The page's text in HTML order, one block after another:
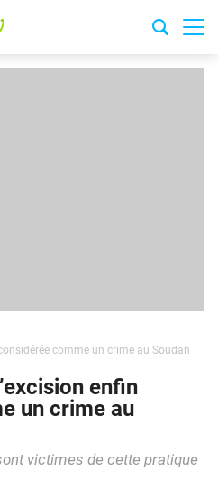
comme un crime au Soudan
enfin
un crime au
victimes de cette pratique